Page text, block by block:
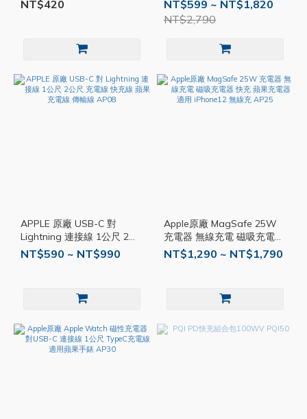
MD140
NT$420
AP25
NT$599 ~ NT$1,820
NT$2,790
APPLE 原廠 USB-C 對
Lightning 連接線 1公尺 2公
尺 充電線 快充線 蘋果充電
NT$590 ~ NT$990
Apple原廠 MagSafe 25W
充電器 無線充電 磁吸充電器
快充 蘋果充電器 適用
iPhone12 無線充 AP25
NT$1,290 ~ NT$1,790